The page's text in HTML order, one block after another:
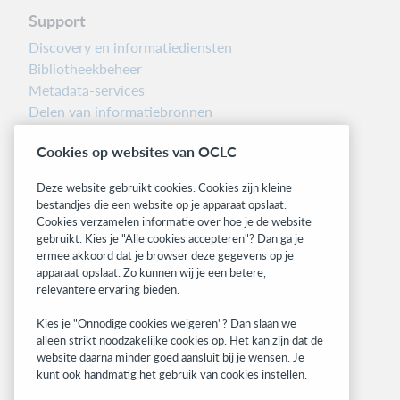
Support
Discovery en informatiediensten
Bibliotheekbeheer
Metadata-services
Delen van informatiebronnen
Informatie over releases
Related sites
OCLC.org
BibFormats
Community
WebJunction
Developer Network
Cookies op websites van OCLC
Deze website gebruikt cookies. Cookies zijn kleine
bestandjes die een website op je apparaat opslaat.
Cookies verzamelen informatie over hoe je de website
gebruikt. Kies je "Alle cookies accepteren"? Dan ga je
ermee akkoord dat je browser deze gegevens op je
apparaat opslaat. Zo kunnen wij je een betere,
relevantere ervaring bieden.
Kies je "Onnodige cookies weigeren"? Dan slaan we
alleen strikt noodzakelijke cookies op. Het kan zijn dat de
website daarna minder goed aansluit bij je wensen. Je
kunt ook handmatig het gebruik van cookies instellen.